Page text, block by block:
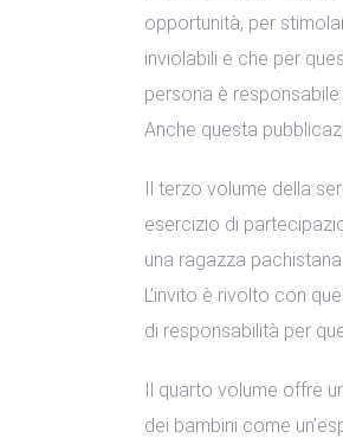
opportunità, per
inviolabili e che per
persona è
Anche questa
Il terzo volume della
esercizio di
una ragazza
L’invito è rivolto con
di responsabilità per
Il quarto volume offre
dei bambini come